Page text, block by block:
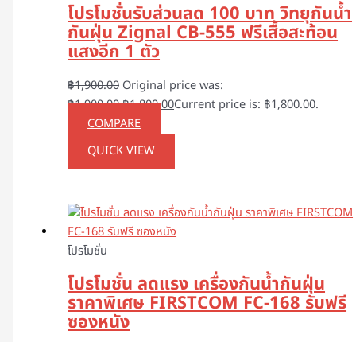
โปรโมชั่นรับส่วนลด 100 บาท วิทยุกันน้ำ
กันฝุ่น Zignal CB-555 ฟรีเสื้อสะท้อน
แสงอีก 1 ตัว
฿1,900.00 Original price was:
฿1,900.00.฿1,800.00Current price is: ฿1,800.00.
COMPARE
QUICK VIEW
โปรโมชั่น
โปรโมชั่น ลดแรง เครื่องกันน้ำกันฝุ่น
ราคาพิเศษ FIRSTCOM FC-168 รับฟรี
ซองหนัง